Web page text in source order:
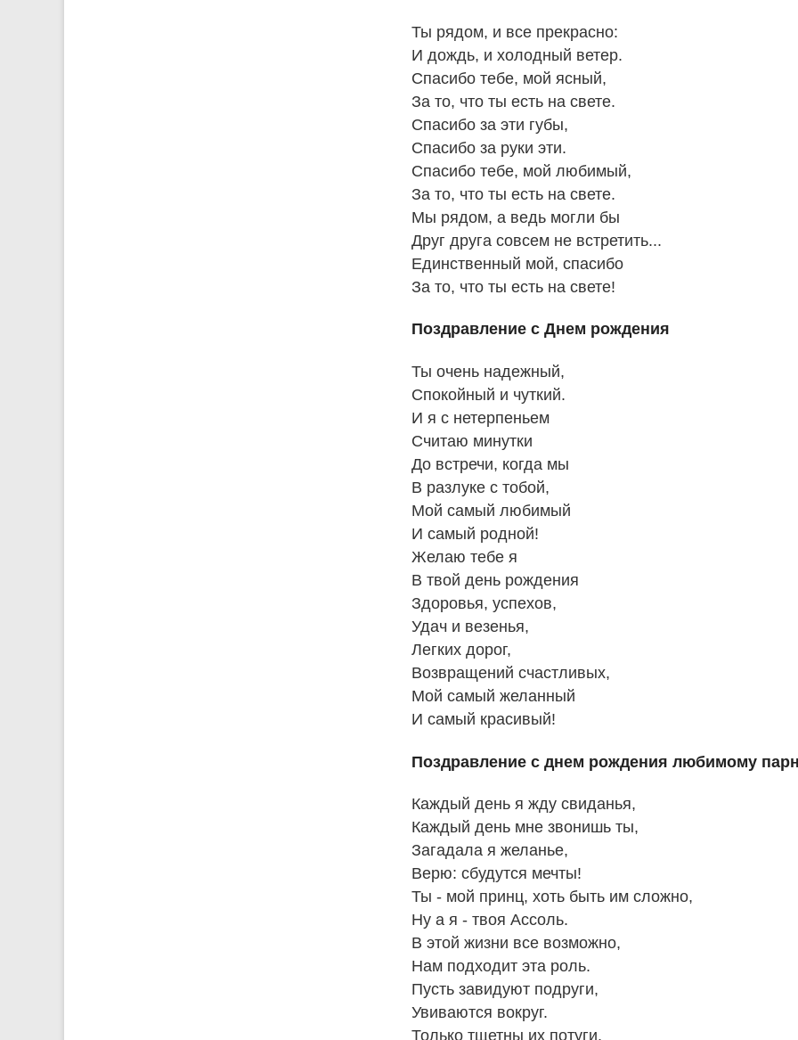
Ты рядом, и все прекрасно:
И дождь, и холодный ветер.
Спасибо тебе, мой ясный,
За то, что ты есть на свете.
Спасибо за эти губы,
Спасибо за руки эти.
Спасибо тебе, мой любимый,
За то, что ты есть на свете.
Мы рядом, а ведь могли бы
Друг друга совсем не встретить...
Единственный мой, спасибо
За то, что ты есть на свете!
Поздравление с Днем рождения
Ты очень надежный,
Спокойный и чуткий.
И я с нетерпеньем
Считаю минутки
До встречи, когда мы
В разлуке с тобой,
Мой самый любимый
И самый родной!
Желаю тебе я
В твой день рождения
Здоровья, успехов,
Удач и везенья,
Легких дорог,
Возвращений счастливых,
Мой самый желанный
И самый красивый!
Поздравление с днем рождения любимому
Каждый день я жду свиданья,
Каждый день мне звонишь ты,
Загадала я желанье,
Верю: сбудутся мечты!
Ты - мой принц, хоть быть им сложно,
Ну а я - твоя Ассоль.
В этой жизни все возможно,
Нам подходит эта роль.
Пусть завидуют подруги,
Увиваются вокруг.
Только тщетны их потуги,